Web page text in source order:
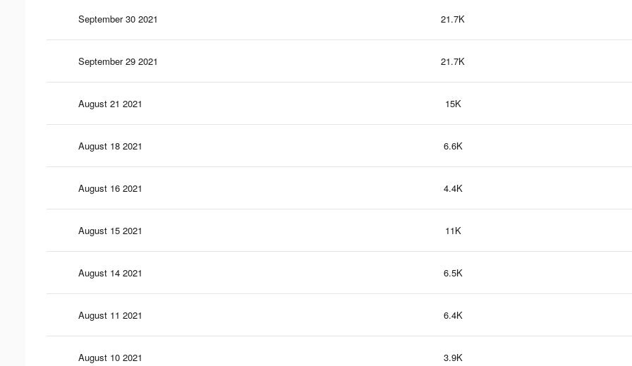
September 30 2021 21.7K
September 29 2021 21.7K
August 21 2021 15K
August 18 2021 6.6K
August 16 2021 4.4K
August 15 2021 11K
August 14 2021 6.5K
August 11 2021 6.4K
August 10 2021 3.9K